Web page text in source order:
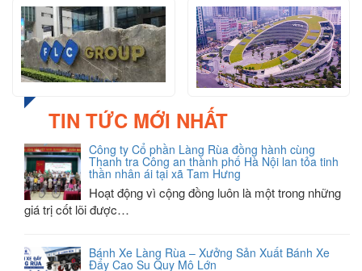
TIN TỨC MỚI NHẤT
Công ty Cổ phần Làng Rùa đồng hành cùng
Thanh tra Công an thành phố Hà Nội lan tỏa tinh
thần nhân ái tại xã Tam Hưng
Hoạt động vì cộng đồng luôn là một trong những
giá trị cốt lõi được…
Bánh Xe Làng Rùa – Xưởng Sản Xuất Bánh Xe
Đẩy Cao Su Quy Mô Lớn